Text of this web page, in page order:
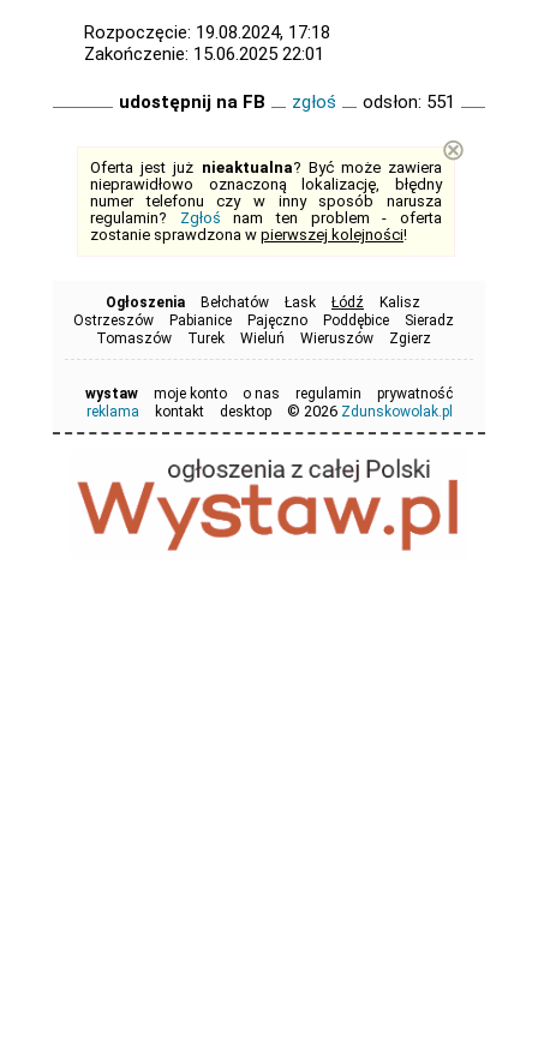
Rozpoczęcie: 19.08.2024, 17:18
Zakończenie: 15.06.2025 22:01
udostępnij na FB zgłoś odsłon: 551
Oferta jest już nieaktualna? Być może zawiera
nieprawidłowo oznaczoną lokalizację, błędny
numer telefonu czy w inny sposób narusza
regulamin? Zgłoś nam ten problem - oferta
zostanie sprawdzona w pierwszej kolejności!
⊗
Ogłoszenia Bełchatów Łask Łódź
Kalisz
Ostrzeszów
Pabianice Pajęczno Poddębice
Sieradz
Tomaszów
Turek Wieluń Wieruszów Zgierz
wystaw moje konto o nas regulamin
prywatność
reklama
kontakt desktop © 2026 Zdunskowolak.pl